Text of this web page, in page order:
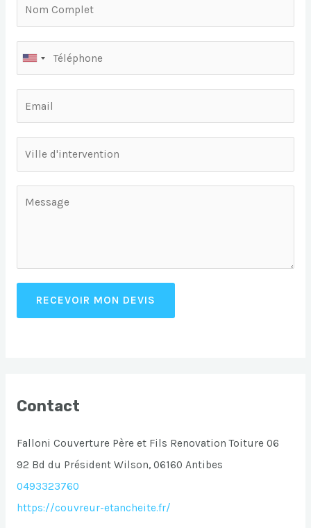
RECEVOIR MON DEVIS
Contact
Falloni Couverture Père et Fils Renovation Toiture 06
92 Bd du Président Wilson, 06160 Antibes
0493323760
https://couvreur-etancheite.fr/